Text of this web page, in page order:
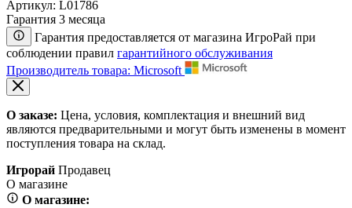
Артикул: L01786
Гарантия 3 месяца
Гарантия предоставляется от магазина ИгроРай при
соблюдении правил гарантийного обслуживания
Производитель товара: Microsoft
О заказе: Цена, условия, комплектация и внешний вид
являются предварительными и могут быть изменены в момент
поступления товара на склад.
Игрорай Продавец
О магазине
О магазине: